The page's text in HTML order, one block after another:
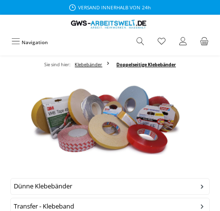
VERSAND INNERHALB VON 24h
Navigation
Sie sind hier: Klebebänder Doppelseitige Klebebänder
Dünne Klebebänder
Transfer - Klebeband